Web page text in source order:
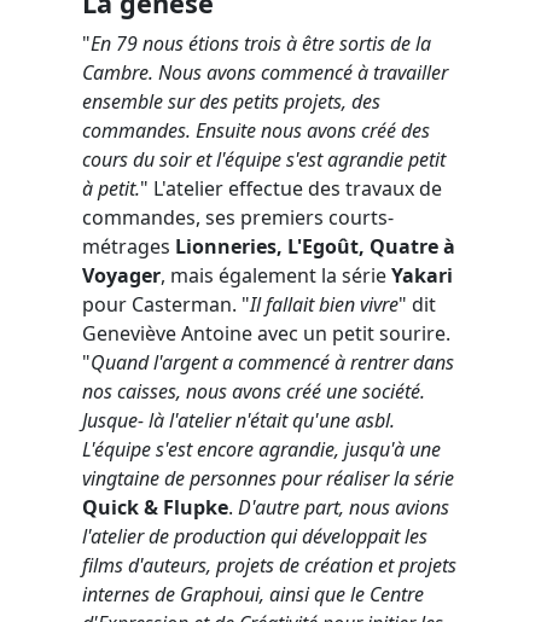
"En 79 nous étions trois à être sortis de la
Cambre. Nous avons commencé à travailler
ensemble sur des petits projets, des
commandes. Ensuite nous avons créé des
cours du soir et l'équipe s'est agrandie petit
à petit." L'atelier effectue des travaux de
commandes, ses premiers courts-
métrages Lionneries, L'Egoût, Quatre à
Voyager, mais également la sérieYakari
pour Casterman. "Il fallait bien vivre" dit
Geneviève Antoine avec un petit sourire.
"Quand l'argent a commencé à rentrer dans
nos caisses, nous avons créé une société.
Jusque- là l'atelier n'était qu'une asbl.
L'équipe s'est encore agrandie, jusqu'à une
vingtaine de personnes pour réaliser la série
Quick & Flupke. D'autre part, nous avions
l'atelier de production qui développait les
films d'auteurs, projets de création et projets
internes de Graphoui, ainsi que le Centre